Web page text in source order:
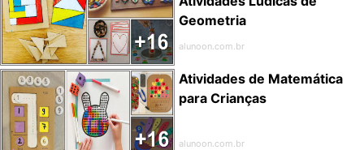
Geometria
alunoon.com.br
Atividades de Matemática
para Crianças
alunoon.com.br